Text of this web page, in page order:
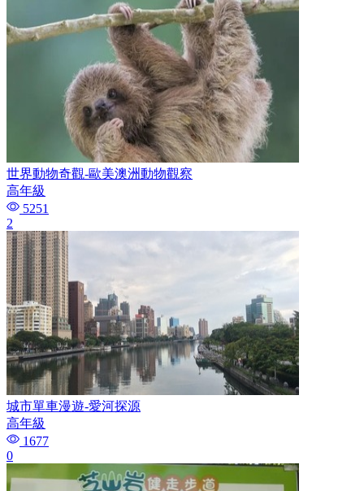
世界動物奇觀-歐美澳洲動物觀察
高年級
5251
2
城市單車漫遊-愛河探源
高年級
1677
0